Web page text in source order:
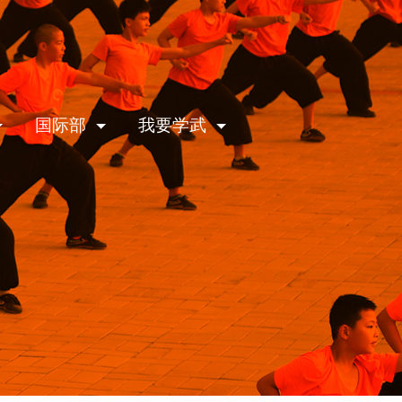
国际部 我要学武